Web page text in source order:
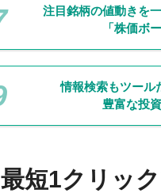
注目銘柄の値動きを
「株価ボ
情報検索もツール
豊富な投
最短1クリッ